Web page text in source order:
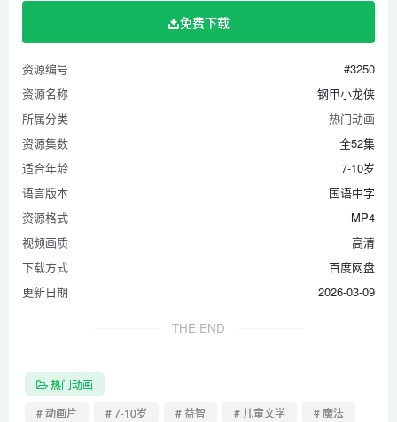
35 拯救天鹅行动（上）
37 制猬汉斯
38 王妃涎记（上）
39 王妃涎记（下）
40 力爱冒险记
41 超级特工侏儒怪（上）
42 超级特工侏儒怪（下）
43 勇者养成计划（上）
44 勇者养成计划（下）
45 寒冰王后
46 勇敢的少年雷欧（上）
47 勇敢的少年雷欧（下）
49 骑士的证明（下）
50 人鱼小公主
免费下载
资源编号
#3250
资源名称
钢甲小龙侠
所属分类
热门动画
资源集数
全52集
适合年龄
7-10岁
语言版本
国语中字
资源格式
MP4
视频画质
高清
下载方式
百度网盘
更新日期
2026-03-09
THE END
热门动画
# 动画片
# 7-10岁 # 益智 # 儿童文学
# 魔法